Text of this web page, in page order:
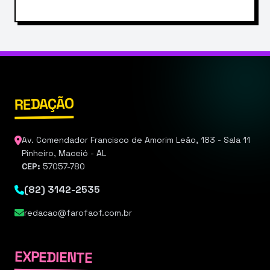
REDAÇÃO
Av. Comendador Francisco de Amorim Leão, 183 - Sala 11
Pinheiro, Maceió - AL
CEP: 57057-780
(82) 3142-2535
redacao@farofaof.com.br
EXPEDIENTE